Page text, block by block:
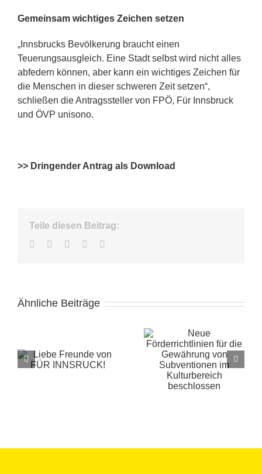
Gemeinsam wichtiges Zeichen setzen
„Innsbrucks Bevölkerung braucht einen
Teuerungsausgleich. Eine Stadt selbst wird nicht alles
abfedern können, aber kann ein wichtiges Zeichen für
die Menschen in dieser schweren Zeit setzen“,
schließen die Antragssteller von FPÖ, Für Innsbruck
und ÖVP unisono.
>> Dringender Antrag als Download
Teile diesen Beitrag:
Facebook
TwitterLinkedInWhatsApp
Ähnliche Beiträge
für die
Städtisches
für die